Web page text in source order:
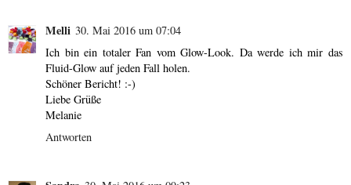
Melli 30. Mai 2016 um 07:04
Ich bin ein totaler Fan vom Glow-Look. Da werde ich mir das
Fluid-Glow auf jeden Fall holen.
Schöner Bericht! :-)
Liebe Grüße
Melanie
Antworten